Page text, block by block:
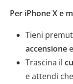
Per iPhone X e
Tieni
accensione
Trascina il
e attendi